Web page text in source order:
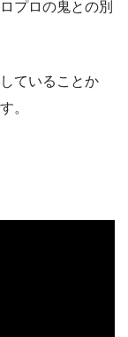
プロの鬼との別
ていることか
。